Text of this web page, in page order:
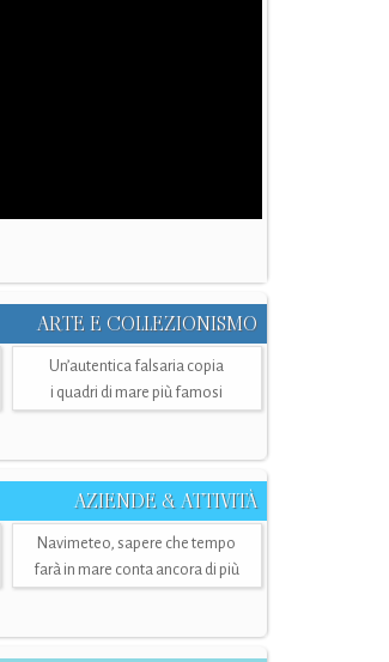
ARTE E COLLEZIONISMO
Un’autentica falsaria copia
i quadri di mare più famosi
AZIENDE & ATTIVITÀ
Navimeteo, sapere che tempo
farà in mare conta ancora di più